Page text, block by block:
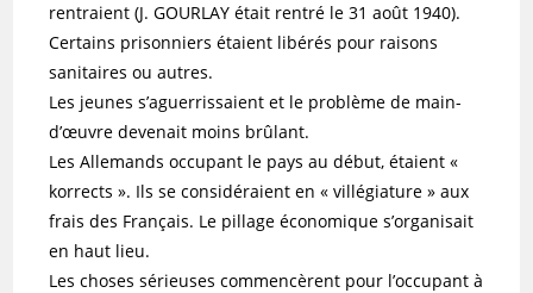
rentraient (J. GOURLAY était rentré le 31 août 1940).
Certains prisonniers étaient libérés pour raisons
sanitaires ou autres.
Les jeunes s’aguerrissaient et le problème de main-
d’œuvre devenait moins brûlant.
Les Allemands occupant le pays au début, étaient «
korrects ». Ils se considéraient en « villégiature » aux
frais des Français. Le pillage économique s’organisait
en haut lieu.
Les choses sérieuses commencèrent pour l’occupant à